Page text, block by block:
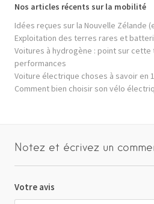
Nos articles récents sur la mobilité
Idées reçues sur la Nouvelle Zélande
Exploitation des terres rares et
Voitures à hydrogène : point sur
performances
Voiture électrique choses à savoir en
Comment bien choisir son vélo
Notez et écrivez un
Votre avis